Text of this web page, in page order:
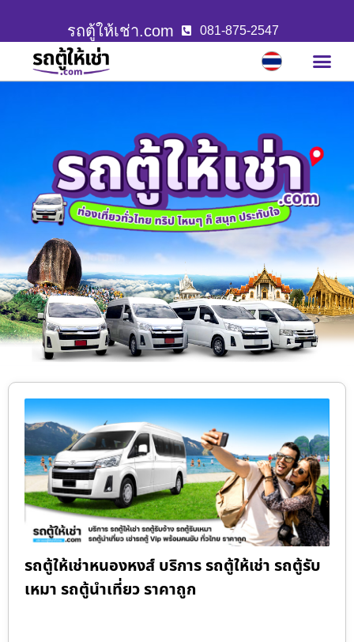
รถตู้ให้เช่า.com 081-875-2547
รถตู้ให้เช่าหนองหงส์ บริการ รถตู้ให้เช่า รถตู้รับ
เหมา รถตู้นำเที่ยว ราคาถูก